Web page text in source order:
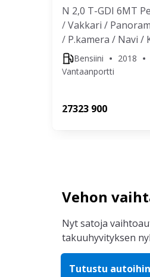
N 2,0 T-GDI 6MT
/ Vakkari /
/ P.kamera / Navi /
Bensiini 2018
Vantaanportti
27323 900
Vehon
Nyt satoja
takuuhyvityksen
Tutustu autoihin